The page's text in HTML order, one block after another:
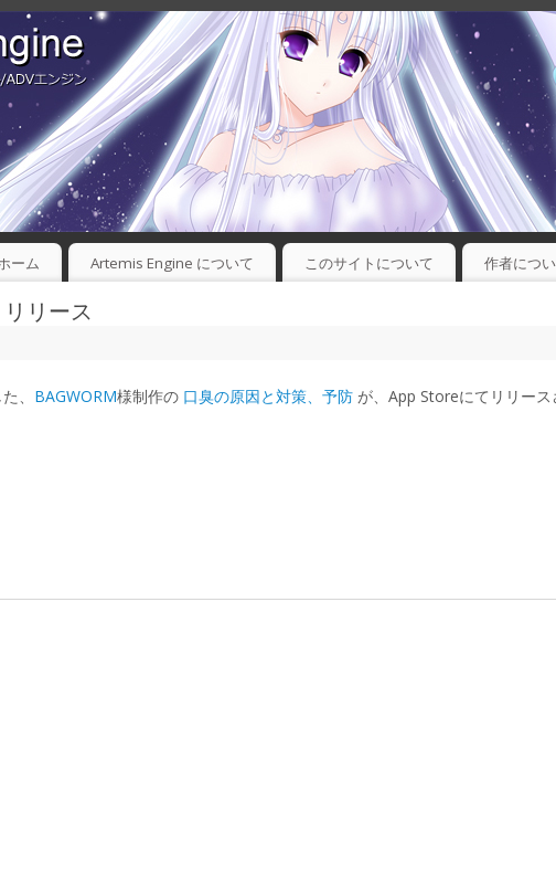
ーム Artemis Engine について このサイトについて 作者につ
リース
、 BAGWORM様制作の 口臭の原因と対策、予防 が、App Storeにてリリース